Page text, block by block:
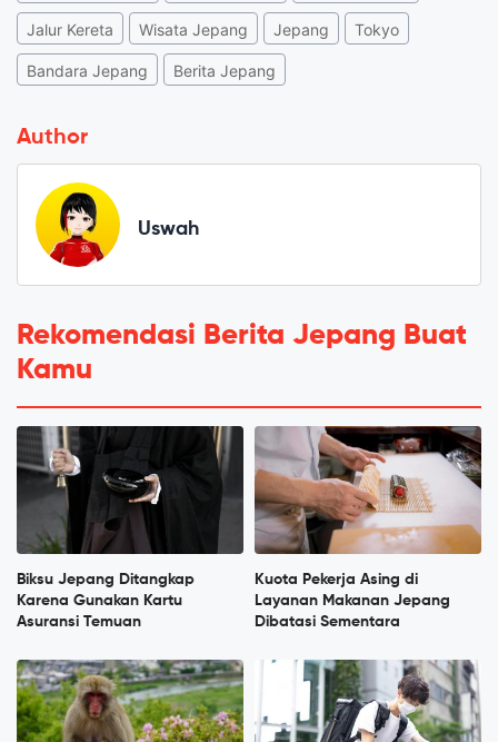
Jalur Kereta Wisata Jepang Jepang Tokyo
Bandara Jepang Berita Jepang
Author
Uswah
Rekomendasi Berita Jepang Buat
Kamu
Biksu Jepang Ditangkap
Karena Gunakan Kartu
Asuransi Temuan
Kuota Pekerja Asing di
Layanan Makanan Jepang
Dibatasi Sementara